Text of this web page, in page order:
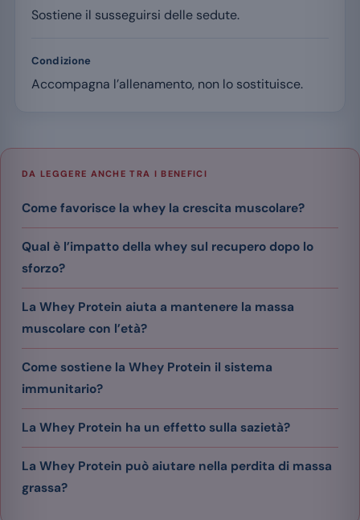
Sostiene il susseguirsi delle sedute.
Condizione
Accompagna l’allenamento, non lo sostituisce.
DA LEGGERE ANCHE TRA I BENEFICI
Come favorisce la whey la crescita muscolare?
Qual è l’impatto della whey sul recupero dopo lo
sforzo?
La Whey Protein aiuta a mantenere la massa
muscolare con l’età?
Come sostiene la Whey Protein il sistema
immunitario?
La Whey Protein ha un effetto sulla sazietà?
La Whey Protein può aiutare nella perdita di massa
grassa?